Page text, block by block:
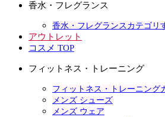
香水・フレグランス
香水・フレグランスカテゴリ
アウトレット
コスメ TOP
フィットネス・トレーニング
フィットネス・トレーニング
メンズ シューズ
メンズ ウェア